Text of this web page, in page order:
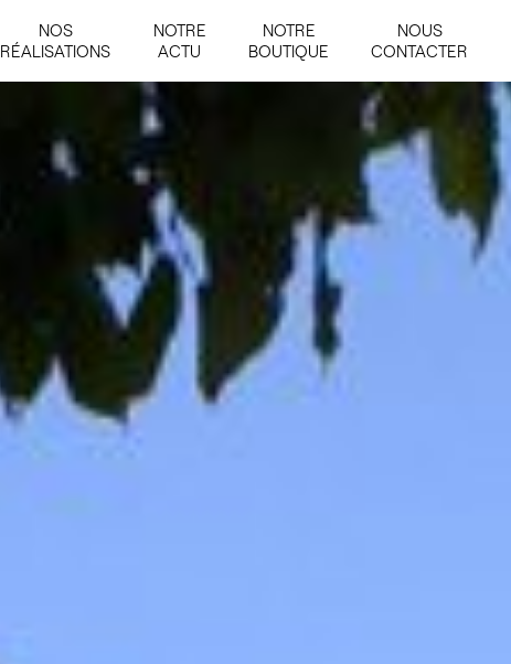
NOS
RÉALISATIONS
NOTRE
ACTU
NOTRE
BOUTIQUE
NOUS
CONTACTER